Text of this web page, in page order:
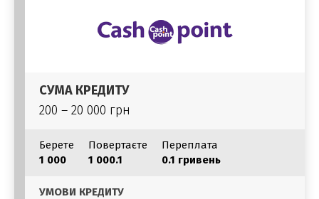
СУМА КРЕДИТУ
200 – 20 000 грн
Берете
1 000
Повертаєте
1 000.1
Переплата
0.1 гривень
УМОВИ КРЕДИТУ